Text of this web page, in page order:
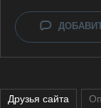
Друзья сайта